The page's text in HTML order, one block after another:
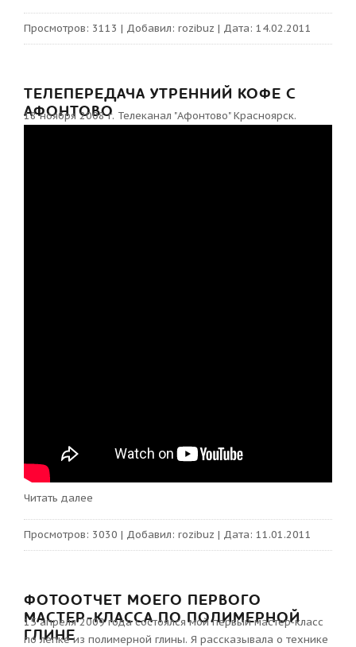
Просмотров: 3113 | Добавил: rozibuz | Дата: 14.02.2011
ТЕЛЕПЕРЕДАЧА УТРЕННИЙ КОФЕ С
АФОНТОВО
18 ноября 2008 г. Телеканал "Афонтово" Красноярск.
Читать далее
Просмотров: 3030 | Добавил: rozibuz | Дата: 11.01.2011
ФОТООТЧЕТ МОЕГО ПЕРВОГО
МАСТЕР-КЛАССА ПО ПОЛИМЕРНОЙ
ГЛИНЕ
​15 апреля 2009 года состоялся мой первый мастер-класс
по лепке из полимерной глины. Я рассказывала о технике